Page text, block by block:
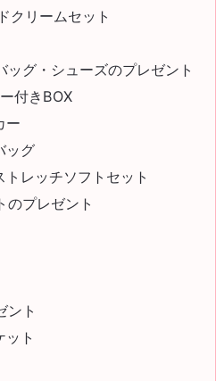
クリームセット
ッグ・シューズのプレゼント
付きBOX
ー
ッグ
レッチソフトセット
のプレゼント
ント
ット